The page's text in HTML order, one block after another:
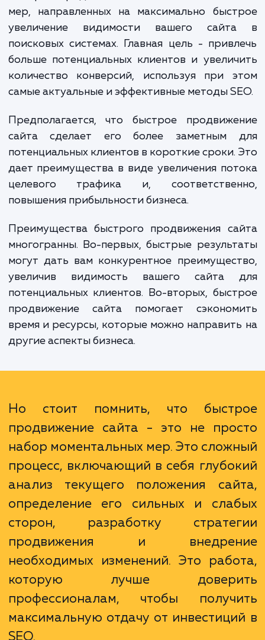
конкурентам. Решить эту проблему
наша услуга "Быстрое продвижение сайта".
Быстрое продвижение сайта - это
мер, направленных на максимально
увеличение видимости вашего
больше потенциальных клиентов и
количество конверсий, используя при
Предполагается, что быстрое
потенциальных клиентов в короткие сроки.
дает преимущества в виде увеличения
целевого трафика и,
повышения прибыльности бизнеса.
Преимущества быстрого продвижения
многогранны. Во-первых, быстрые
могут дать вам конкурентное
увеличив видимость вашего сайта
продвижение сайта помогает
время и ресурсы, которые можно
другие аспекты бизнеса.
Но стоит помнить, что
продвижение сайта - это не
набор моментальных мер. Это
процесс, включающий в себя
анализ текущего положения
определение его сильных и